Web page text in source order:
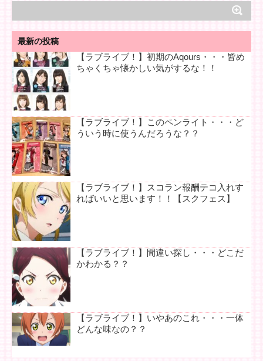
最新の投稿
【ラブライブ！】初期のAqours・・・皆め
ちゃくちゃ懐かしい気がするな！！
【ラブライブ！】このペンライト・・・ど
ういう時に使うんだろうな？？
【ラブライブ！】スコラン報酬テコ入れす
ればいいと思います！！【スクフェス】
【ラブライブ！】間違い探し・・・どこだ
かわかる？？
【ラブライブ！】いやあのこれ・・・一体
どんな味なの？？